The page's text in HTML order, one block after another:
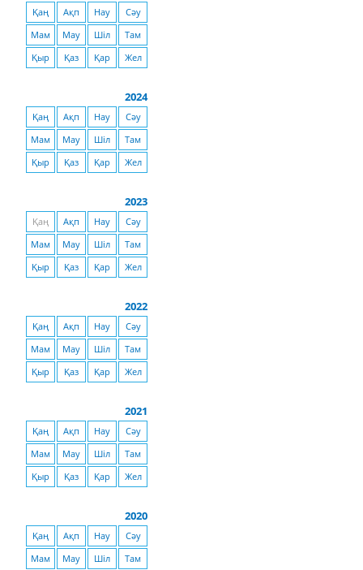
Қаң Ақп Нау
Сәу
Мам
Мау Шіл
Там
Қыр
Қаз Қар Жел
2024
Қаң Ақп Нау
Сәу
Мам
Мау Шіл
Там
Қыр
Қаз Қар Жел
2023
Қаң Ақп Нау
Сәу
Мам
Мау Шіл
Там
Қыр
Қаз Қар Жел
2022
Қаң Ақп Нау
Сәу
Мам
Мау Шіл
Там
Қыр
Қаз Қар Жел
2021
Қаң Ақп Нау
Сәу
Мам
Мау Шіл
Там
Қыр
Қаз Қар Жел
2020
Қаң Ақп Нау
Сәу
Мам
Мау Шіл
Там